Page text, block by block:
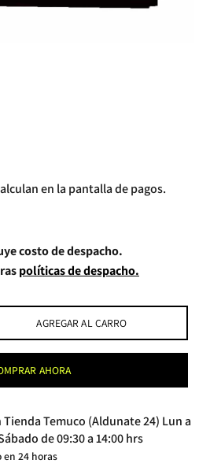
en la pantalla de pagos.
costo de despacho.
políticas de despacho.
AGREGAR AL CARRO
AHORA
Tienda Temuco (Aldunate 24) Lun a
de 09:30 a 14:00 hrs
24 horas